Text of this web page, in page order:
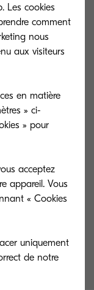
TK-8600M
Les cookies
comment
nous
aux visiteurs
en matière
» ci-
» pour
acceptez
appareil. Vous
« Cookies
uniquement
de notre